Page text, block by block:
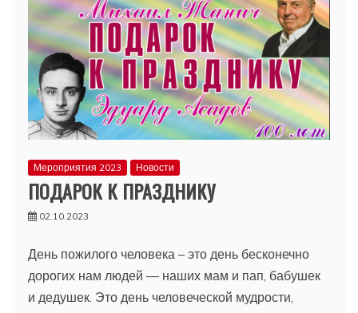
Мероприятия 2023 Новости
ПОДАРОК К ПРАЗДНИКУ
02.10.2023
День пожилого человека – это день бесконечно
дорогих нам людей — наших мам и пап, бабушек
и дедушек. Это день человеческой мудрости,